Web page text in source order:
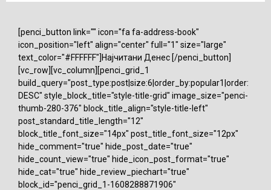
[penci_button link="" icon="fa fa-address-book"
icon_position="left" align="center" full="1" size="large"
text_color="#FFFFFF"]Најчитани Денес [/penci_button]
[vc_row][vc_column][penci_grid_1
build_query="post_type:post|size:6|order_by:popular1|order:
DESC" style_block_title="style-title-grid" image_size="penci-
thumb-280-376" block_title_align="style-title-left"
post_standard_title_length="12"
block_title_font_size="14px" post_title_font_size="12px"
hide_comment="true" hide_post_date="true"
hide_count_view="true" hide_icon_post_format="true"
hide_cat="true" hide_review_piechart="true"
block_id="penci_grid_1-1608288871906"